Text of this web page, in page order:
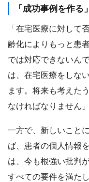
「成功事例を作る
「在宅医療に対して
齢化によりもっと患
では対応できないん
は、在宅医療をしな
ます。将来も考えた
なければなりません」
一方で、新しいこと
ば、患者の個人情報
は、今も根強い批判
すべての要件を満た